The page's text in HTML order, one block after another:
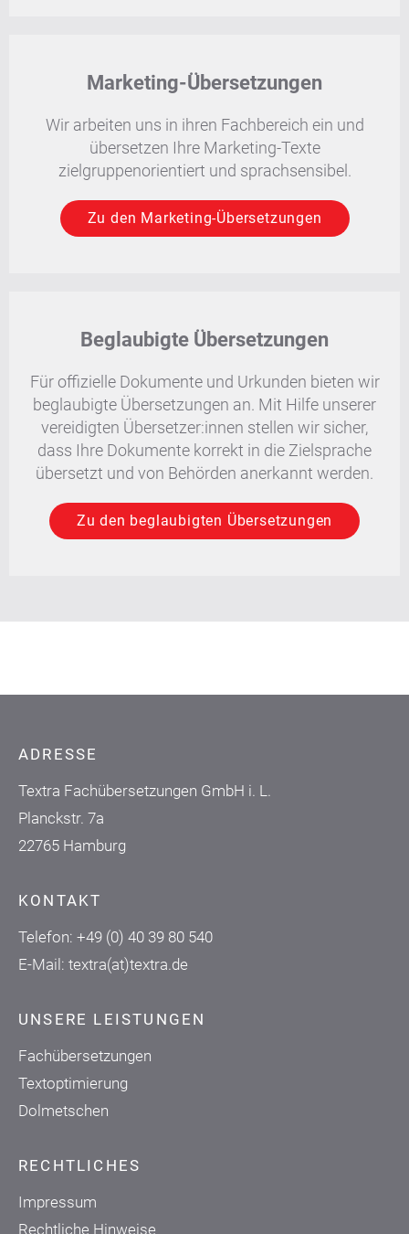
Marketing-Übersetzungen
Wir arbeiten uns in ihren Fachbereich ein und
übersetzen Ihre Marketing-Texte
zielgruppenorientiert und sprachsensibel.
Zu den Marketing-Übersetzungen
Beglaubigte Übersetzungen
Für offizielle Dokumente und Urkunden bieten wir
beglaubigte Übersetzungen an. Mit Hilfe unserer
vereidigten Übersetzer:innen stellen wir sicher,
dass Ihre Dokumente korrekt in die Zielsprache
übersetzt und von Behörden anerkannt werden.
Zu den beglaubigten Übersetzungen
ADRESSE
Textra Fachübersetzungen GmbH i. L.
Planckstr. 7a
22765 Hamburg
KONTAKT
Telefon: +49 (0) 40 39 80 540
E-Mail: textra(at)textra.de
UNSERE LEISTUNGEN
Fachübersetzungen
Textoptimierung
Dolmetschen
RECHTLICHES
Impressum
Rechtliche Hinweise